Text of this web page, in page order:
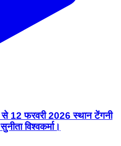
से 12 फरवरी 2026 स्थान टेंगनी
विश्वकर्मा।